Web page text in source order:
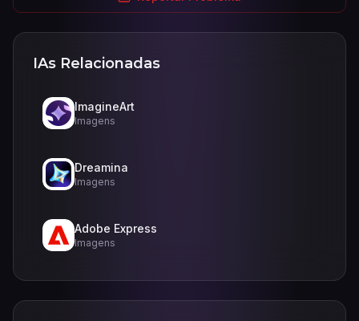
IAs Relacionadas
ImagineArt
Imagens
Dreamina
Imagens
Adobe Express
Imagens